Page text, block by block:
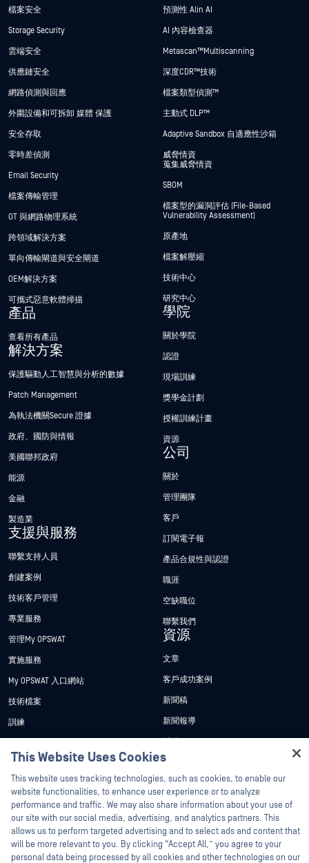
檔案安全
Storage Security
雲端安全
供應鏈安全
網路偵測與回應
外圍設備和可拆卸 媒體 保護
安全存取
零時差偵測
Email Security
檔案傳輸管理
OT 與網路物理系統
跨領域解決方案
單向傳輸閘道與安全閘道
OEM解決方案
可攜式惡意軟體掃描
產品
查看所有產品
解決方案
保護驅動人工智慧與分析的數據
Patch Management
為執法機關Secure 證據
政府、國防與情報
美國聯邦政府
能源
金融
製造業
支援與服務
聯繫支持人員
創建案例
技術客戶管理
專業服務
管理My OPSWAT
實施服務
My OPSWAT 入口網站
技術檔案
訓練
合作夥伴
認證
技術合作夥伴
管道合作夥伴計劃
預測性 Alin AI
AI 內容檢查器
Metascan™ Multiscanning
深度CDR™技術
檔案類型偵測™
主動式 DLP™
Adaptive Sandbox 自適應性沙箱
威脅情資
蒐集威脅情資
SBOM
檔案型的漏洞評估 (File-Based
Vulnerability Assessment)
原產地
檔案解壓縮
技術中心
研究中心
學院
關於學院
認證
現場訓練
獎學金計劃
授權訓練計畫
資源
公司
關於
管理團隊
客戶
訂閱電子報
產品合規性與認證
職涯
空缺職位
聯繫我們
資源
文章
客戶成功案例
新聞稿
新聞報導
網路研討會
產品型錄
白皮書
免費工具
©2026OPSWAT . 保留所有權利。OPSWAT、MetaDefender、Metascan、
This Website Uses Cookies
This website uses tracking technologies, such as cookies, to enable our
website functionalities, to enhance user experience or to analyze
performance and traffic. We may also share information about your use of
our site with our social media, advertising, and analytics partners. This
allows us to perform targeted advertising and to select ads and content that
will be more relevant to you. By clicking “Accept All,” you agree to your
personal data being processed by all cookies and other technologies on our
Hey there!
I'm Ozzy, your OPSWAT virtual assistant.
How can I help you secure what's critical
today?